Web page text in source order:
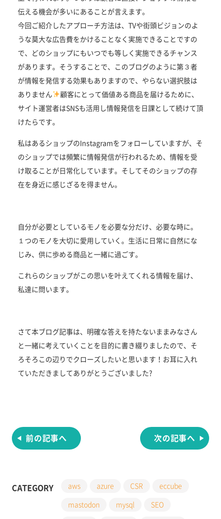
伝える機会が多いにあることが言えます。
今回ご紹介したアプローチ方法は、TVや街頭ビジョンのよ
うな莫大な広告費をかけることなく実施できることですの
で、どのショップにもいつでも等しく実施できるチャンス
があります。そうすることで、このブログのように第３者
が情報を発信する効果もありますので、やらない選択肢は
ありません
顧客にとって価値ある商品を届けるために、
サイト運営者はSNSも活用し情報発信を日課として続けて頂
けたらです。
私はあるショップのInstagramをフォローしていますが、そ
のショップでは頻繁に情報発信が行われるため、情報を受
け取ることが日常化しています。そしてそのショップの存
在を身近に感じざるを得ません。
自分が必要としているモノを必要な分だけ、必要な時に。
１つのモノを大切に愛用していく。生活に日常に自然にな
じみ、供に歩める商品と一緒に過ごす。
これらのショップがこの思いを叶えてくれる情報を届け、
私達に問います。
さて本ブログ記事は、明確な答えを持たないままみなさん
と一緒に考えていくことを目的に書き綴りましたので、そ
ろそろこの辺りでクローズしたいと思います！お耳に入れ
ていただきましてありがとうございました?
ゲ
前の記事へ 次の記事へ
CATEGORY aws azure CSR eccube
mastodon mysql SEO